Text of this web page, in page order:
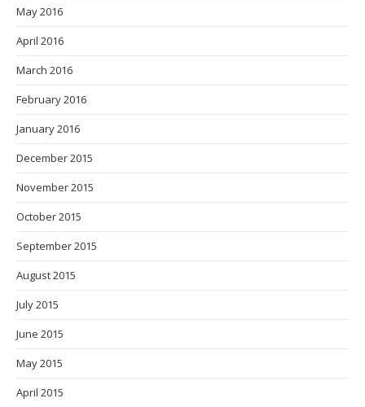
May 2016
April 2016
March 2016
February 2016
January 2016
December 2015
November 2015
October 2015
September 2015
August 2015
July 2015
June 2015
May 2015
April 2015